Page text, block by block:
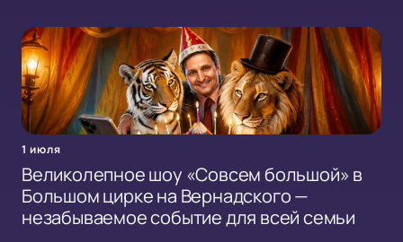
1 июля
Великолепное шоу «Совсем большой» в
Большом цирке на Вернадского —
незабываемое событие для всей семьи